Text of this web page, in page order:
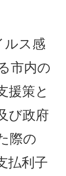
ルス感
市内の
援策と
び政府
際の
払利子